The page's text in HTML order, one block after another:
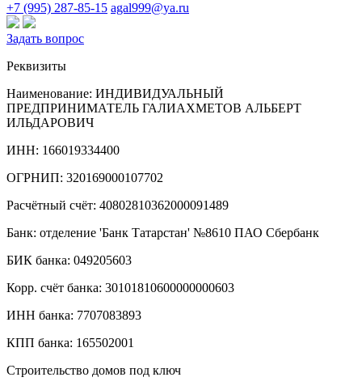
+7 (995) 287-85-15 agal999@ya.ru
Задать вопрос
Реквизиты
Наименование: ИНДИВИДУАЛЬНЫЙ
ПРЕДПРИНИМАТЕЛЬ ГАЛИАХМЕТОВ АЛЬБЕРТ
ИЛЬДАРОВИЧ
ИНН: 166019334400
ОГРНИП: 320169000107702
Расчётный счёт: 40802810362000091489
Банк: отделение 'Банк Татарстан' №8610 ПАО Сбербанк
БИК банка: 049205603
Корр. счёт банка: 30101810600000000603
ИНН банка: 7707083893
КПП банка: 165502001
Строительство домов под ключ